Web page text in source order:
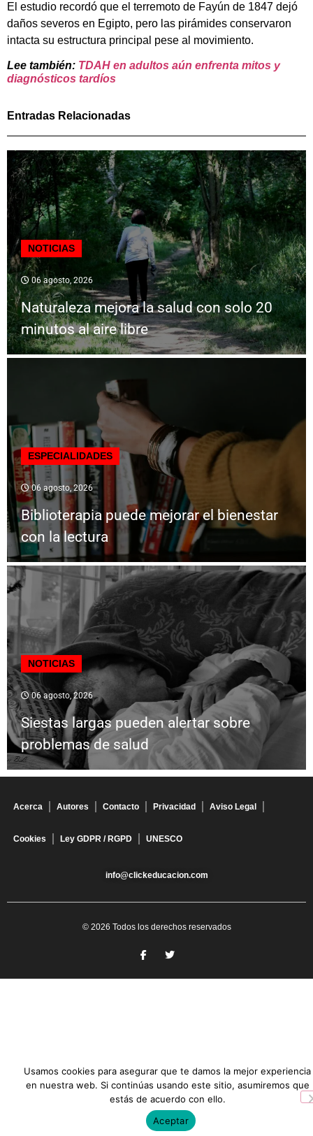
El estudio recordó que el terremoto de Fayún de 1847 dejó
daños severos en Egipto, pero las pirámides conservaron
intacta su estructura principal pese al movimiento.
Lee también: TDAH en adultos aún enfrenta mitos y
diagnósticos tardíos
Entradas Relacionadas
NOTICIAS
06 agosto, 2026
Naturaleza mejora la salud con solo 20
minutos al aire libre
ESPECIALIDADES
06 agosto, 2026
Biblioterapia puede mejorar el bienestar
con la lectura
NOTICIAS
06 agosto, 2026
Siestas largas pueden alertar sobre
problemas de salud
Acerca Autores Contacto Privacidad Aviso Legal
Cookies Ley GDPR / RGPD UNESCO
info@clickeducacion.com
© 2026 Todos los derechos reservados
Usamos cookies para asegurar que te damos la mejor experiencia
en nuestra web. Si continúas usando este sitio, asumiremos que
estás de acuerdo con ello.
Aceptar